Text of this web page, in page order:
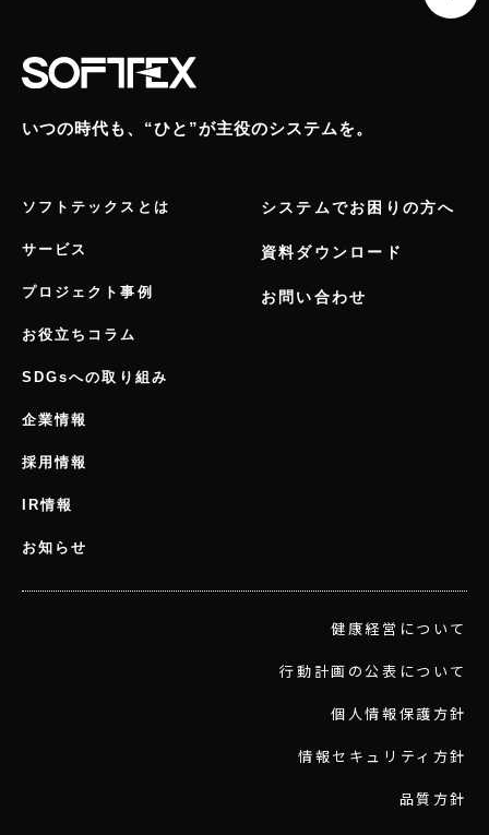
いつの時代も、“ひと”が主役のシステムを。
ソフトテックスとは
サービス
プロジェクト事例
お役立ちコラム
SDGsへの取り組み
企業情報
採用情報
IR情報
お知らせ
システムでお困りの方へ
資料ダウンロード
お問い合わせ
健康経営について
行動計画の公表について
個人情報保護方針
情報セキュリティ方針
品質方針